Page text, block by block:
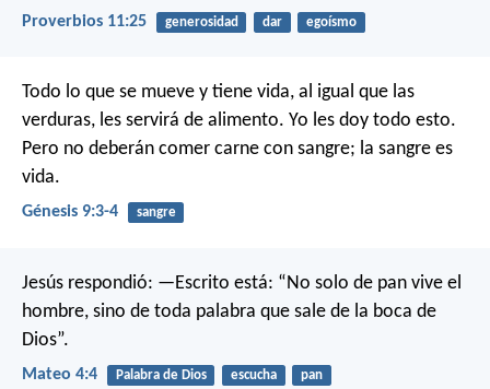
Proverbios 11:25 generosidad dar egoísmo
Todo lo que se mueve y tiene vida, al igual que las
verduras, les servirá de alimento. Yo les doy todo esto.
Pero no deberán comer carne con sangre; la sangre es
vida.
Génesis 9:3-4 sangre
Jesús respondió: —Escrito está: “No solo de pan vive el
hombre, sino de toda palabra que sale de la boca de
Dios”.
Mateo 4:4 Palabra de Dios escucha pan